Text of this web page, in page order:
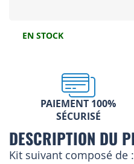
EN STOCK
PAIEMENT 100%
SÉCURISÉ
DESCRIPTION DU
Kit suivant composé de :